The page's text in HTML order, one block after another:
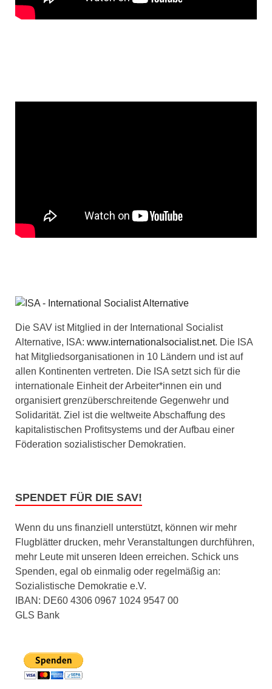
Die SAV ist Mitglied in der International Socialist
Alternative, ISA: www.internationalsocialist.net. Die ISA
hat Mitgliedsorganisationen in 10 Ländern und ist auf
allen Kontinenten vertreten. Die ISA setzt sich für die
internationale Einheit der Arbeiter*innen ein und
organisiert grenzüberschreitende Gegenwehr und
Solidarität. Ziel ist die weltweite Abschaffung des
kapitalistischen Profitsystems und der Aufbau einer
Föderation sozialistischer Demokratien.
SPENDET FÜR DIE SAV!
Wenn du uns finanziell unterstützt, können wir mehr
Flugblätter drucken, mehr Veranstaltungen durchführen,
mehr Leute mit unseren Ideen erreichen. Schick uns
Spenden, egal ob einmalig oder regelmäßig an:
Sozialistische Demokratie e.V.
IBAN: DE60 4306 0967 1024 9547 00
GLS Bank